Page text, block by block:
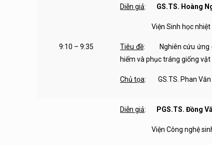
9:10 – 9:35
Diễn giả: GS.TS. Hoàng
Viện Sinh học nhiệt đới,
Tiêu đề: Nghiên cứu ứng
hiếm và phục tráng giống vật
Chủ tọa: GS.TS. Phan Văn
Diễn giả: PGS.TS. Đồng
Viện Công nghệ sinh